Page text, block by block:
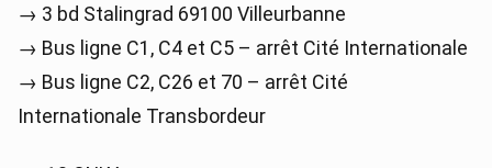
→ 3 bd Stalingrad 69100 Villeurbanne
→ Bus ligne C1, C4 et C5 – arrêt Cité Internationale
→ Bus ligne C2, C26 et 70 – arrêt Cité
Internationale Transbordeur